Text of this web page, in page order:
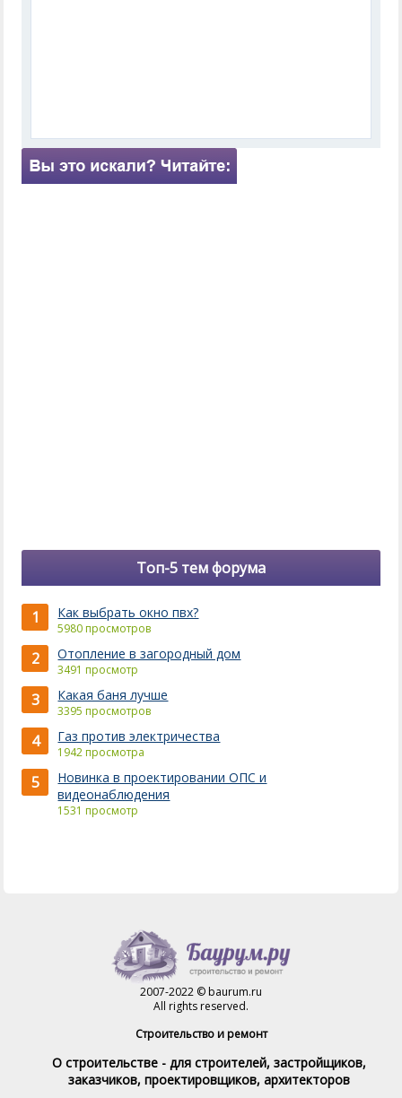
Топ-5 тем форума
1 Как выбрать окно пвх?
5980 просмотров
2 Отопление в загородный дом
3491 просмотр
3 Какая баня лучше
3395 просмотров
4 Газ против электричества
1942 просмотра
5
Новинка в проектировании ОПС и
видеонаблюдения
1531 просмотр
2007-2022 © baurum.ru
All rights reserved.
Строительство и ремонт
О строительстве - для строителей, застройщиков,
заказчиков, проектировщиков, архитекторов